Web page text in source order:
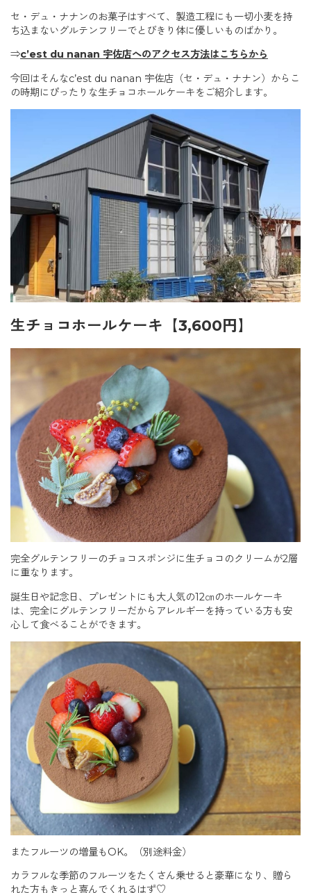
セ・デュ・ナナンのお菓子はすべて、製造工程にも一切小麦を持
ち込まないグルテンフリーでとびきり体に優しいものばかり。
⇒c’est du nanan 宇佐店へのアクセス方法はこちらから
今回はそんなc’est du nanan 宇佐店（セ・デュ・ナナン）からこ
の時期にぴったりな生チョコホールケーキをご紹介します。
生チョコホールケーキ【3,600円】
完全グルテンフリーのチョコスポンジに生チョコのクリームが2層
に重なります。
誕生日や記念日、プレゼントにも大人気の12㎝のホールケーキ
は、完全にグルテンフリーだからアレルギーを持っている方も安
心して食べることができます。
またフルーツの増量もOK。（別途料金）
カラフルな季節のフルーツをたくさん乗せると豪華になり、贈ら
れた方もきっと喜んでくれるはず♡